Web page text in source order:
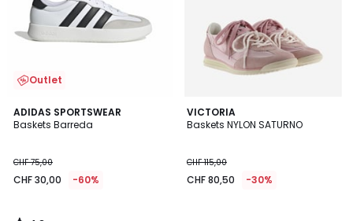
Outlet
ADIDAS SPORTSWEAR
Baskets Barreda
CHF 75,00
CHF 30,00 -60%
4,8
/ 5
VICTORIA
Baskets NYLON SATURNO
CHF 115,00
CHF 80,50 -30%